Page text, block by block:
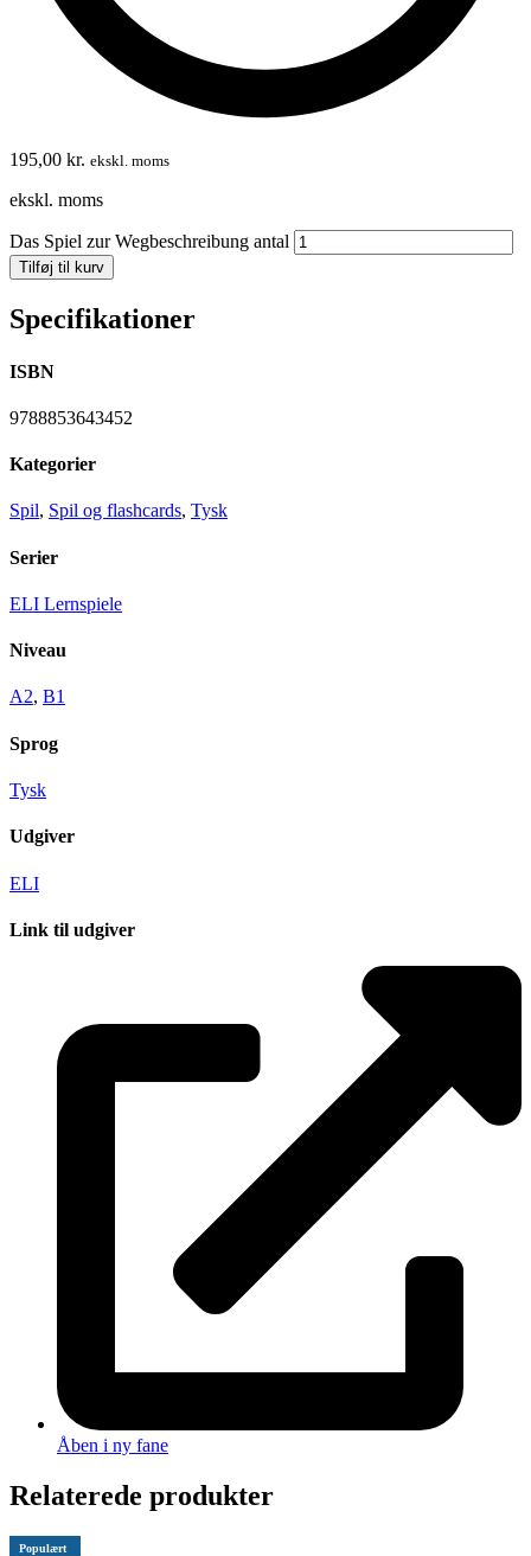
195,00 kr. ekskl. moms
ekskl. moms
Das Spiel zur Wegbeschreibung antal
Tilføj til kurv
Specifikationer
ISBN
9788853643452
Kategorier
Spil, Spil og flashcards, Tysk
Serier
ELI Lernspiele
Niveau
A2, B1
Sprog
Tysk
Udgiver
ELI
Link til udgiver
Åben i ny fane
Relaterede produkter
Populært